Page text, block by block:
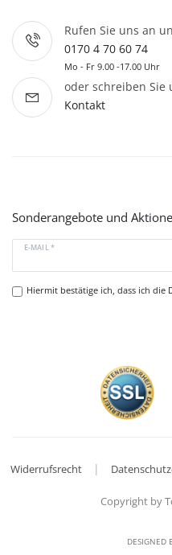
Rufen Sie uns an
0170 4 70 60 74
Mo - Fr 9.00 -17.00 Uhr
oder schreiben Sie
Kontakt
Sonderangebote und
E-MAIL *
Hiermit bestätige ich, dass ich die
Widerrufsrecht |
Copyright by
DESIGNED